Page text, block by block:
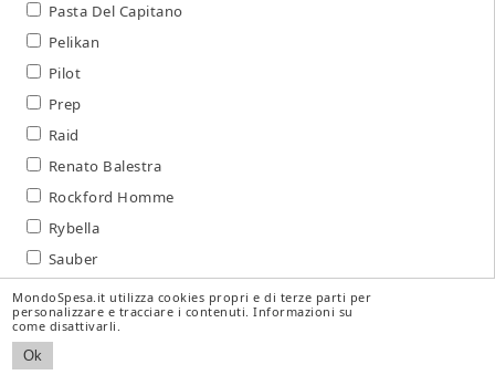
Pasta Del Capitano
Pelikan
Pilot
Prep
Raid
Renato Balestra
Rockford Homme
Rybella
Sauber
Sensodyne
SilikoMart
MondoSpesa.it utilizza cookies propri e di terze parti per
personalizzare e tracciare i contenuti. Informazioni su
come disattivarli.
Ok